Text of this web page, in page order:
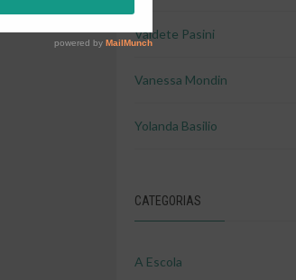
Valdete Pasini
Vanessa Mondin
Yolanda Basilio
CATEGORIAS
A Escola